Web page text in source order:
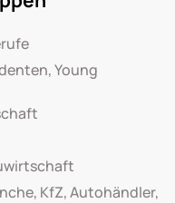
Young
KfZ, Autohändler,